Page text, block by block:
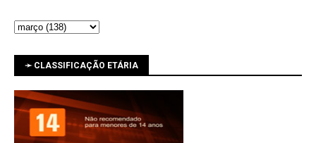
➛ CLASSIFICAÇÃO ETÁRIA